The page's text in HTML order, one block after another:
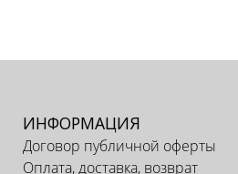
ИНФОРМАЦИЯ
Договор публичной оферты
Оплата, доставка, возврат